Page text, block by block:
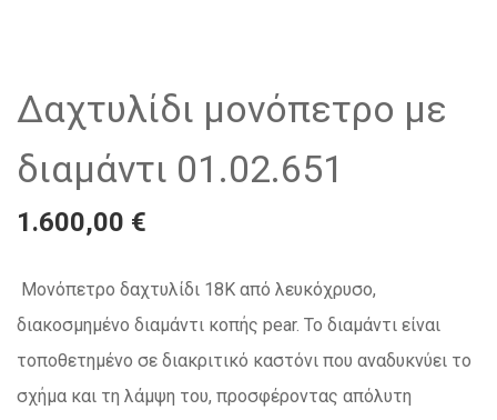
Δαχτυλίδι μονόπετρο με
διαμάντι 01.02.651
1.600,00 €
Μονόπετρο δαχτυλίδι 18Κ από λευκόχρυσο,
διακοσμημένο διαμάντι κοπής pear. Το διαμάντι είναι
τοποθετημένο σε διακριτικό καστόνι που αναδυκνύει το
σχήμα και τη λάμψη του, προσφέροντας απόλυτη